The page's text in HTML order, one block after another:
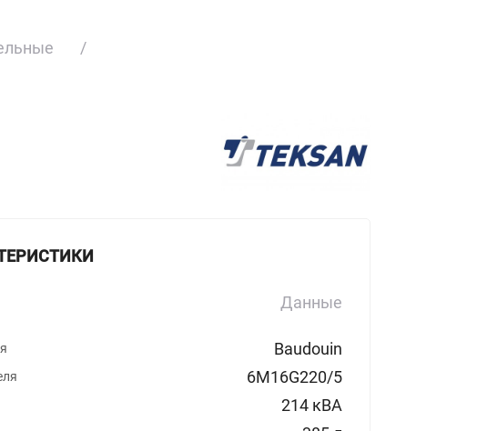
Данные
Baudouin
6M16G220/5
214 кВА